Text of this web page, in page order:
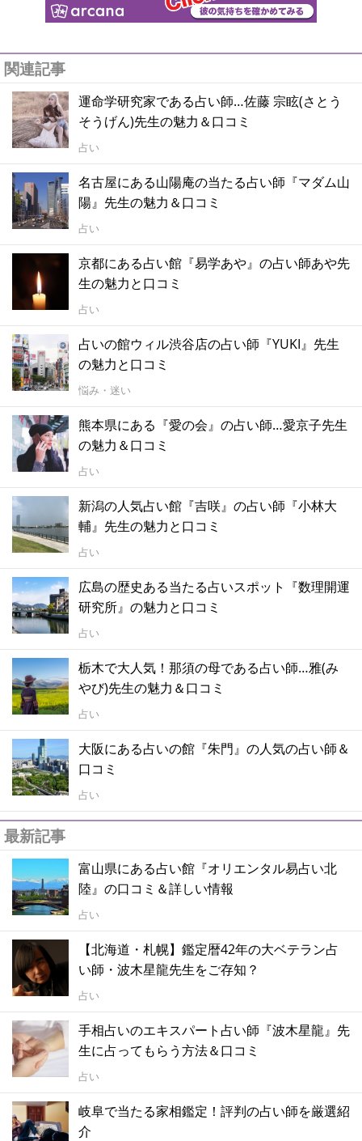
関連記事
運命学研究家である占い師…佐藤 宗眩(さとう
そうげん)先生の魅力＆口コミ
占い
名古屋にある山陽庵の当たる占い師『マダム山
陽』先生の魅力＆口コミ
占い
京都にある占い館『易学あや』の占い師あや先
生の魅力と口コミ
占い
占いの館ウィル渋谷店の占い師『YUKI』先生
の魅力と口コミ
悩み・迷い
熊本県にある『愛の会』の占い師…愛京子先生
の魅力＆口コミ
占い
新潟の人気占い館『吉咲』の占い師『小林大
輔』先生の魅力と口コミ
占い
広島の歴史ある当たる占いスポット『数理開運
研究所』の魅力と口コミ
占い
栃木で大人気！那須の母である占い師…雅(み
やび)先生の魅力＆口コミ
占い
大阪にある占いの館『朱門』の人気の占い師＆
口コミ
占い
最新記事
富山県にある占い館『オリエンタル易占い北
陸』の口コミ＆詳しい情報
占い
【北海道・札幌】鑑定暦42年の大ベテラン占
い師・波木星龍先生をご存知？
占い
手相占いのエキスパート占い師『波木星龍』先
生に占ってもらう方法＆口コミ
占い
岐阜で当たる家相鑑定！評判の占い師を厳選紹
介